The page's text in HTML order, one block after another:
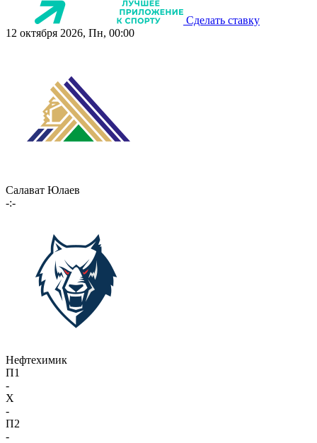
Сделать ставку
12 октября 2026, Пн, 00:00
Салават Юлаев
-:-
Нефтехимик
П1
-
X
-
П2
-